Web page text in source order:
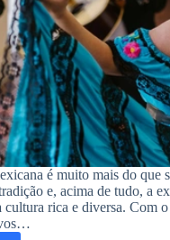
é muito mais do que
e, acima de tudo, a
cultura rica e diversa. Com